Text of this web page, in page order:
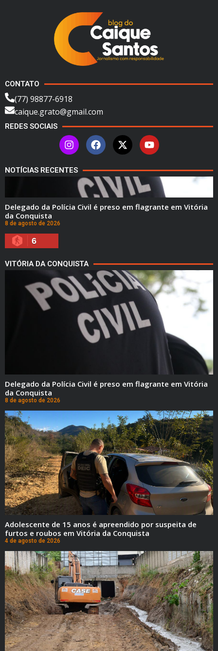
CONTATO
(77) 98877-6918
caique.grato@gmail.com
REDES SOCIAIS
NOTÍCIAS RECENTES
Delegado da Polícia Civil é preso em flagrante em Vitória
da Conquista
8 de agosto de 2026
6
VITÓRIA DA CONQUISTA
Delegado da Polícia Civil é preso em flagrante em Vitória
da Conquista
8 de agosto de 2026
Adolescente de 15 anos é apreendido por suspeita de
furtos e roubos em Vitória da Conquista
4 de agosto de 2026